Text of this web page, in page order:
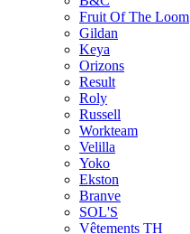
Fruit Of The Loom
Gildan
Keya
Orizons
Result
Roly
Russell
Workteam
Velilla
Yoko
Ekston
Branve
SOL'S
Vêtements TH